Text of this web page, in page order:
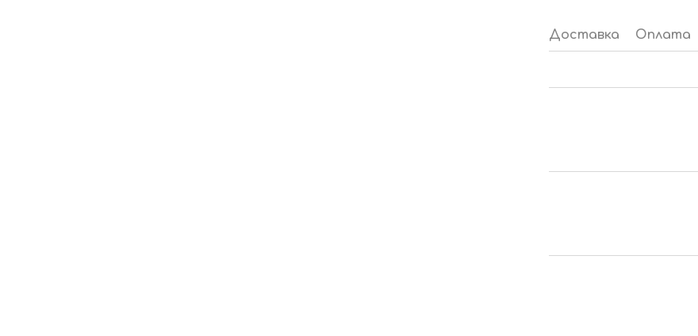
Доставка Оплата